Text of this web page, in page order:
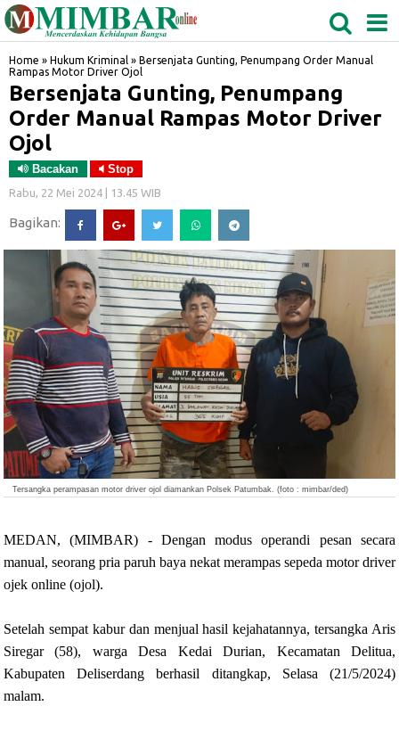
BIDANGRO
Home » Hukum Kriminal » Bersenjata Gunting, Penumpang Order Manual
Rampas Motor Driver Ojol
Bersenjata Gunting, Penumpang
Order Manual Rampas Motor Driver
Ojol
Bacakan Stop
Rabu, 22 Mei 2024 | 13.45 WIB
Bagikan:
Tersangka perampasan motor driver ojol diamankan Polsek Patumbak. (foto : mimbar/ded)
MEDAN, (MIMBAR) - Dengan modus operandi pesan secara
manual, seorang pria paruh baya nekat merampas sepeda motor driver
ojek online (ojol).
Setelah sempat kabur dan menjual hasil kejahatannya, tersangka Aris
Siregar (58), warga Desa Kedai Durian, Kecamatan Delitua,
Kabupaten Deliserdang berhasil ditangkap, Selasa (21/5/2024)
malam.